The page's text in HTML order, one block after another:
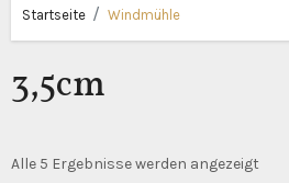
Startseite Windmühle
3,5cm
Alle 5 Ergebnisse werden angezeigtNach